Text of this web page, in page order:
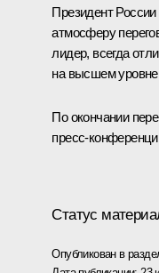
Президент
атмосферу
лидер, всегда
на высшем
По окончании
пресс-
Статус
Опубликован в